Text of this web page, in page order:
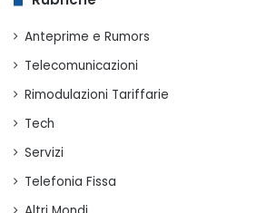
Anteprime e Rumors
Telecomunicazioni
Rimodulazioni Tariffarie
Tech
Servizi
Telefonia Fissa